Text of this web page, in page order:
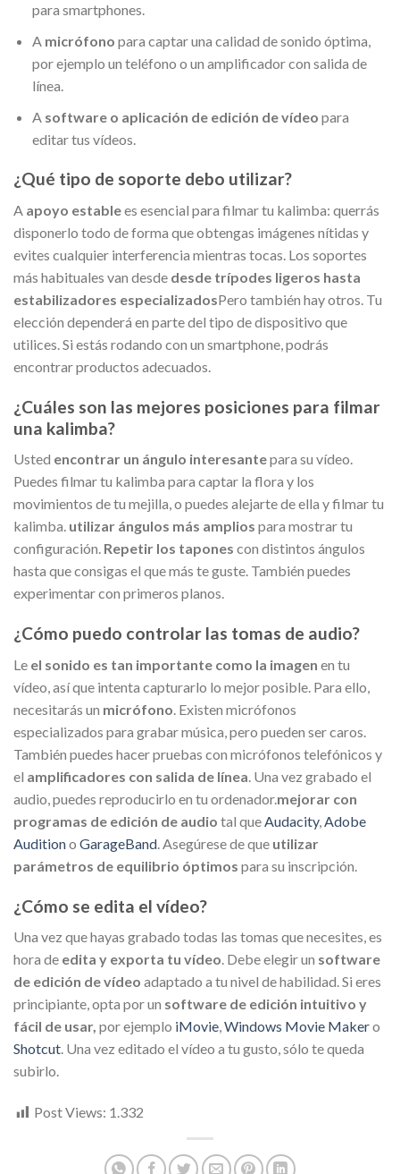
para smartphones.
A micrófono para captar una calidad de sonido óptima,
por ejemplo un teléfono o un amplificador con salida de
línea.
A software o aplicación de edición de vídeo para
editar tus vídeos.
¿Qué tipo de soporte debo utilizar?
A apoyo establees esencial para filmar tu kalimba: querrás
disponerlo todo de forma que obtengas imágenes nítidas y
evites cualquier interferencia mientras tocas. Los soportes
más habituales van desde desde trípodes ligeros hasta
estabilizadores especializadosPero también hay otros. Tu
elección dependerá en parte del tipo de dispositivo que
utilices. Si estás rodando con un smartphone, podrás
encontrar productos adecuados.
¿Cuáles son las mejores posiciones para filmar
una kalimba?
Usted encontrar un ángulo interesantepara su vídeo.
Puedes filmar tu kalimba para captar la flora y los
movimientos de tu mejilla, o puedes alejarte de ella y filmar tu
kalimba. utilizar ángulos más amplios para mostrar tu
configuración. Repetir los tapones con distintos ángulos
hasta que consigas el que más te guste. También puedes
experimentar con primeros planos.
¿Cómo puedo controlar las tomas de audio?
Le el sonido es tan importante como la imagen en tu
vídeo, así que intenta capturarlo lo mejor posible. Para ello,
necesitarás un micrófono . Existen micrófonos
especializados para grabar música, pero pueden ser caros.
También puedes hacer pruebas con micrófonos telefónicos y
el amplificadores con salida de línea . Una vez grabado el
audio, puedes reproducirlo en tu ordenador.mejorar con
programas de edición de audio tal que Audacity, Adobe
Auditiono GarageBand . Asegúrese de que utilizar
parámetros de equilibrio óptimos para su inscripción.
¿Cómo se edita el vídeo?
Una vez que hayas grabado todas las tomas que necesites, es
hora de edita y exporta tu vídeo. Debe elegir un software
de edición de vídeo adaptado a tu nivel de habilidad. Si eres
principiante, opta por un software de edición intuitivo y
fácil de usar, por ejemplo iMovie,Windows Movie Makero
Shotcut. Una vez editado el vídeo a tu gusto, sólo te queda
subirlo.
Post Views: 1.332